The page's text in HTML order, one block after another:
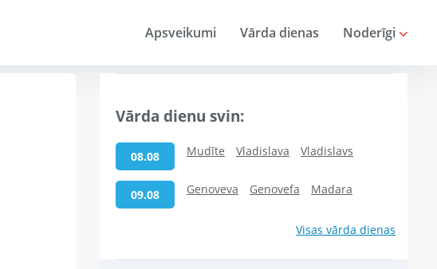
Apsveikumi Vārda dienas Noderīgi
Vārda dienu svin:
08.08 Mudīte Vladislava Vladislavs
09.08 Genoveva Genovefa Madara
Visas vārda dienas